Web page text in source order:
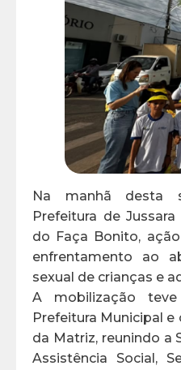
Na manhã desta
Prefeitura de
do Faça Bonito,
enfrentamento ao
sexual de crianças e
A mobilização
Prefeitura Municipal
da Matriz, reunindo a
Assistência Social,